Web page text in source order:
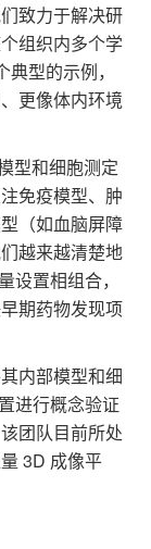
致力于解决研
组织内多个学
型的示例，
更像体内环境
型和细胞测定
免疫模型、肿
（如血脑屏障
越来越清楚地
设置相组合，
期药物发现项
内部模型和细
进行概念验证
团队目前所处
3D 成像平